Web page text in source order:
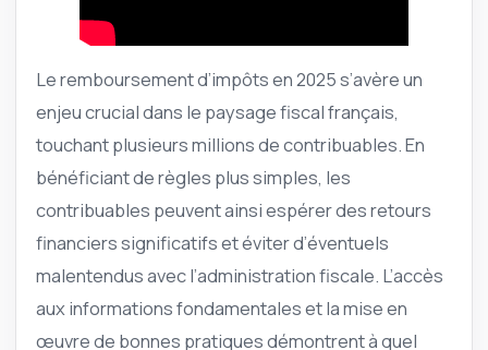
Le remboursement d’impôts en 2025 s’avère un
enjeu crucial dans le paysage fiscal français,
touchant plusieurs millions de contribuables. En
bénéficiant de règles plus simples, les
contribuables peuvent ainsi espérer des retours
financiers significatifs et éviter d’éventuels
malentendus avec l’administration fiscale. L’accès
aux informations fondamentales et la mise en
œuvre de bonnes pratiques démontrent à quel